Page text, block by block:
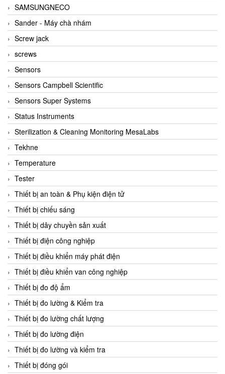
Buhler
BURLING INSTRUMENTS
Burster
BUSCHJOST
Calectro
Campbell Scientific
Canneed Vietnam
Cantoni
CAPS
CAREL Parts
CCS
CD Automation
CEAG Sicherheitst
CEIA Vietnam
Celduc Vietnam
Cemb
Centec GmbH
CEQUBE
CHAUVIN ARNOUX
Checkline
Chino
Chiyoda Seiki
Chiyoda-Tsusho
Chongqing Huaneng
SAMSUNGNECO
Sander - Máy chà nhám
Screw jack
screws
Sensors
Sensors Campbell Scientific
Sensors Super Systems
Status Instruments
Sterilization & Cleaning Monitoring MesaLabs
Tekhne
Temperature
Tester
Thiết bị an toàn & Phụ kiện điện tử
Thiết bị chiếu sáng
Thiết bị dây chuyền sản xuất
Thiết bị điện công nghiệp
Thiết bị điều khiển máy phát điện
Thiết bị điều khiển van công nghiệp
Thiết bị đo độ ẩm
Thiết bị đo lường & Kiểm tra
Thiết bị đo lường chất lượng
Thiết bị đo lường điện
Thiết bị đo lường và kiểm tra
Thiết bị đóng gói